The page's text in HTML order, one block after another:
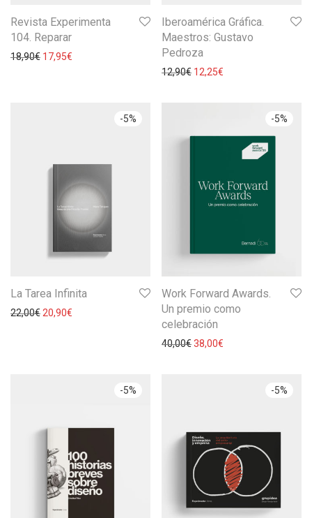
Revista Experimenta
104. Reparar
18,90€ 17,95€
Iberoamérica Gráfica.
Maestros: Gustavo
Pedroza
12,90€ 12,25€
-5%
La Tarea Infinita
22,00€20,90€
-5%
Work Forward Awards.
Un premio como
celebración
40,00€38,00€
-5% -5%